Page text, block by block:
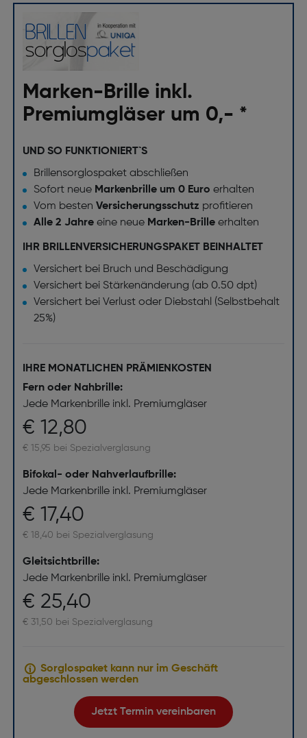
Marken-Brille inkl.
Premiumgläser um 0,- *
UND SO FUNKTIONIERT`S
Brillensorglospaket abschließen
Sofort neue Markenbrille um 0 Euro erhalten
Vom besten Versicherungsschutz profitieren
Alle 2 Jahreeine neue Marken-Brille erhalten
IHR BRILLENVERSICHERUNGSPAKET BEINHALTET
Versichert bei Bruch und Beschädigung
Versichert bei Stärkenänderung (ab 0.50 dpt)
Versichert bei Verlust oder Diebstahl (Selbstbehalt
25%)
IHRE MONATLICHEN PRÄMIENKOSTEN
Fern oder Nahbrille:
Jede Markenbrille inkl. Premiumgläser
€ 12,80
€ 15,95 bei Spezialverglasung
Bifokal- oder Nahverlaufbrille:
Jede Markenbrille inkl. Premiumgläser
€ 17,40
€ 18,40 bei Spezialverglasung
Gleitsichtbrille:
Jede Markenbrille inkl. Premiumgläser
€ 25,40
€ 31,50 bei Spezialverglasung
Sorglospaket kann nur im Geschäft
abgeschlossen werden
Jetzt Termin vereinbaren